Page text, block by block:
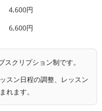
4,600円
6,600円
クリプション制です。
スン日程の調整、レッスン
れます。